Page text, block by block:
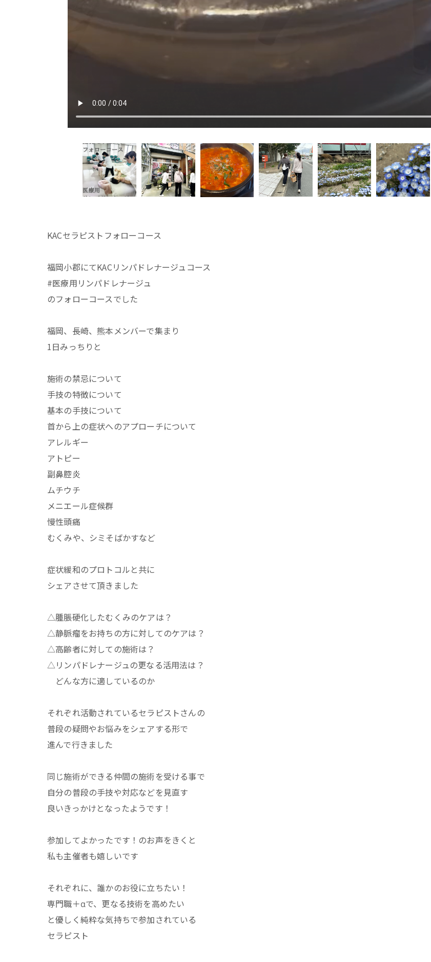
KACセラピストフォローコース
福岡小郡にてKACリンパドレナージュコース
#医療用リンパドレナージュ
のフォローコースでした
福岡、長崎、熊本メンバーで集まり
1日みっちりと
施術の禁忌について
手技の特徴について
基本の手技について
首から上の症状へのアプローチについて
アレルギー
アトピー
副鼻腔炎
ムチウチ
メニエール症候群
慢性頭痛
むくみや、シミそばかすなど
症状緩和のプロトコルと共に
シェアさせて頂きました
△腫脹硬化したむくみのケアは？
△静脈瘤をお持ちの方に対してのケアは？
△高齢者に対しての施術は？
△リンパドレナージュの更なる活用法は？
どんな方に適しているのか
それぞれ活動されているセラピストさんの
普段の疑問やお悩みをシェアする形で
進んで行きました
同じ施術ができる仲間の施術を受ける事で
自分の普段の手技や対応などを見直す
良いきっかけとなったようです！
参加してよかったです！のお声をきくと
私も主催者も嬉しいです
それぞれに、誰かのお役に立ちたい！
専門職＋αで、更なる技術を高めたい
と優しく純粋な気持ちで参加されている
セラピスト